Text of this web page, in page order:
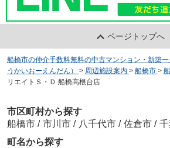
ページトップへ
船橋市の仲介手数料無料の中古マンション・新築
うかいおーえんだん）
> 周辺施設案内 > 船橋市 >
リエイトＳ・Ｄ 船橋高根台店
市区町村から探す
船橋市 / 市川市 / 八千代市 / 佐倉市 /
町名から探す